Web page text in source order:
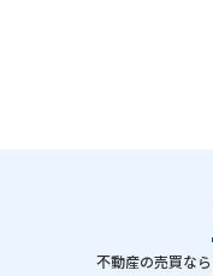
不動産の売買な